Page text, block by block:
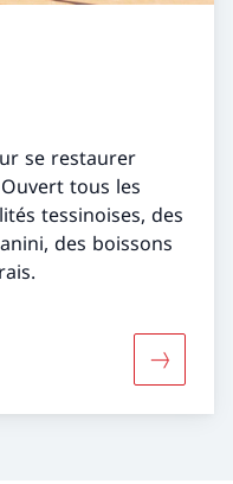
se restaurer
tous les
tessinoises, des
des boissons